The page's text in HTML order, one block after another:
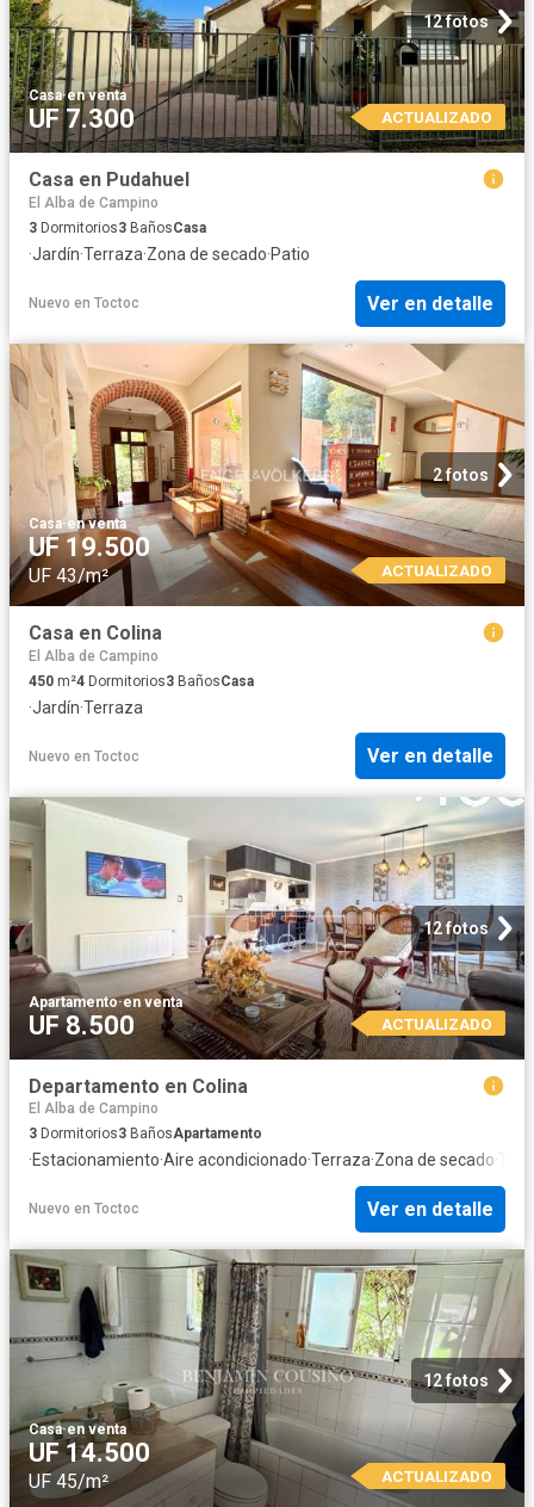
12 fotos
Casa·en venta
UF 7.300 ACTUALIZADO
Casa en Pudahuel
El Alba de Campino
3 Dormitorios3 BañosCasa
·Jardín·Terraza·Zona de secado·Patio
Nuevo en Toctoc Ver en detalle
2 fotos
Casa·en venta
UF 19.500
UF 43/m² ACTUALIZADO
Casa en Colina
El Alba de Campino
450 m²4 Dormitorios3 BañosCasa
·Jardín·Terraza
Nuevo en Toctoc Ver en detalle
12 fotos
Apartamento·en venta
UF 8.500 ACTUALIZADO
Departamento en Colina
El Alba de Campino
3 Dormitorios3 BañosApartamento
·Estacionamiento·Aire acondicionado·Terraza·Zona de secado·
Nuevo en Toctoc Ver en detalle
12 fotos
Casa·en venta
UF 14.500
UF 45/m² ACTUALIZADO